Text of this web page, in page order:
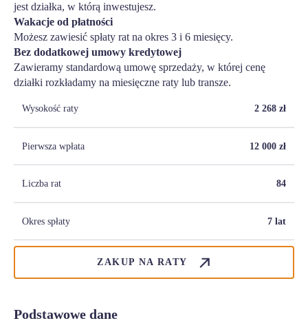
jest działka, w którą inwestujesz.
Wakacje od płatności
Możesz zawiesić spłaty rat na okres 3 i 6 miesięcy.
Bez dodatkowej umowy kredytowej
Zawieramy standardową umowę sprzedaży, w której cenę
działki rozkładamy na miesięczne raty lub transze.
Wysokość raty 2 268 zł
Pierwsza wpłata 12 000 zł
Liczba rat 84
Okres spłaty 7 lat
ZAKUP NA RATY
Podstawowe dane